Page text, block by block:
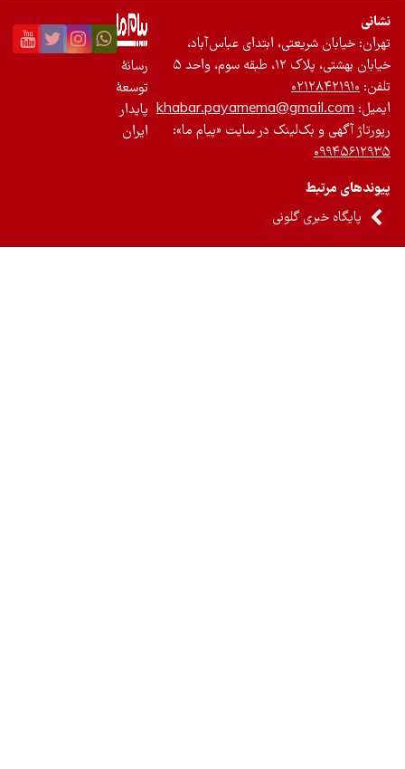
خیابان شریعتی، ابتدای عباس‌آباد،
بهشتی، پلاک ۱۲، طبقه سوم، واحد ۵
۰۲۱۲۸۴۲۱۹۱۰
khabar.payamema@gmail.com
آگهی و بک‌لینک در سایت «پیام ما»:
مرتبط
پایگاه خبری گلونی
رسانۀ
توسعۀ
پایدار
ایران